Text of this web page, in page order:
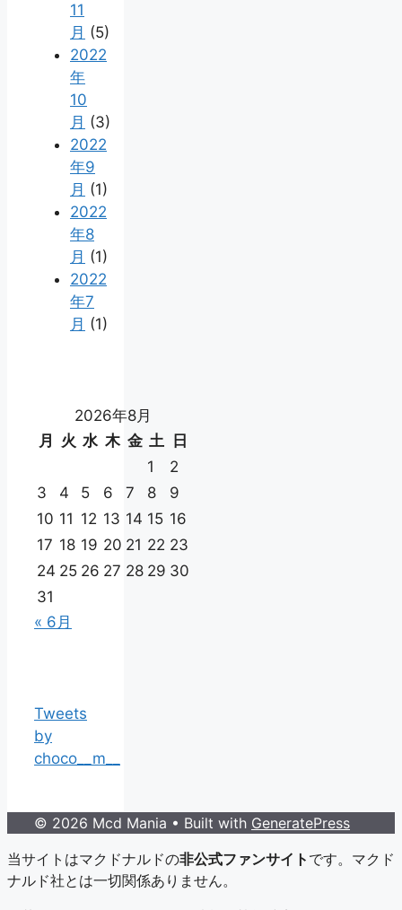
11
月 (5)
2022
年
10
月 (3)
2022
年9
月 (1)
2022
年8
月 (1)
2022
年7
月 (1)
2026年8月
月
火 水 木 金 土
日
1
2
3
4 5 6 7 8
9
10 11 12 13 14 15 16
17 18 19 20 21 22 23
24 25 26 27 28 29 30
31
« 6月
Tweets
by
choco__m__
© 2026 Mcd Mania • Built with GeneratePress
当サイトはマクドナルドの非公式ファンサイト です。マクド
ナルド社とは一切関係ありません。